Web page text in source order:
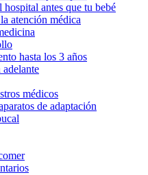
hospital antes que tu bebé
atención médica
hasta los 3 años
adelante
médicos
de adaptación